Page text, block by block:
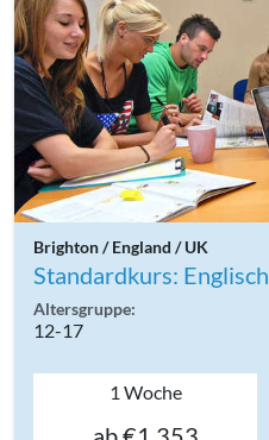
Brighton / England / UK
Standardkurs: Englisch
Altersgruppe:
12-17
1 Woche